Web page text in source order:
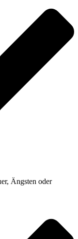
Ängsten oder